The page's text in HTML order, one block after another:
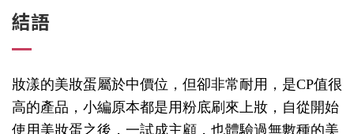
結語
妝漾的美妝蛋屬於中價位，但卻非常耐用，是CP值很
高的產品，小編原本都是用粉底刷來上妝，自從開始
使用美妝蛋之後，一試成主顧，也體驗過無數種的美